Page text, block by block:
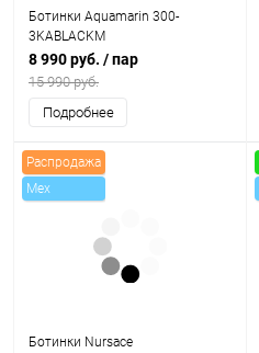
Ботинки Aquamarin 300-
3KABLACKM
8 990 руб. / пар
15 990 руб.
Подробнее
Распродажа
Mex
Ботинки Nursace